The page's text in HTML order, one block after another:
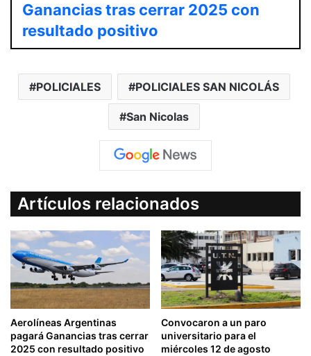
Ganancias tras cerrar 2025 con
resultado positivo
POLICIALES POLICIALES SAN NICOLÁS
San Nicolas
Artículos relacionados
Aerolíneas Argentinas
pagará Ganancias tras cerrar
2025 con resultado positivo
Convocaron a un paro
universitario para el
miércoles 12 de agosto